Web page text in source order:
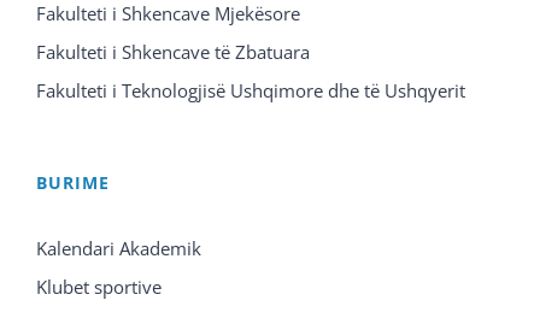
Fakulteti i Shkencave Mjekësore
Fakulteti i Shkencave të Zbatuara
Fakulteti i Teknologjisë Ushqimore dhe të Ushqyerit
BURIME
Kalendari Akademik
Klubet sportive